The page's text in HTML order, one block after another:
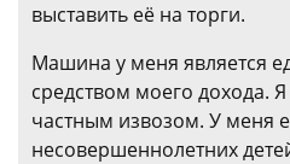
выставить её на торги.
Машина у меня является
средством моего дохода.
частным извозом. У меня
несовершеннолетних